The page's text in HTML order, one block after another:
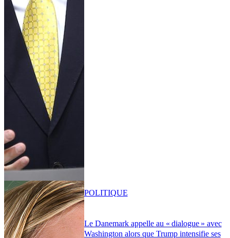
Le Danemark appelle au « dialogue » avec
Washington alors que Trump intensifie ses
POLITIQUE